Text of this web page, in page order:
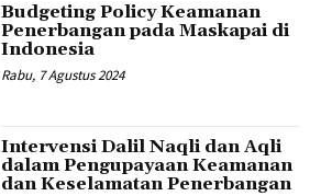
Budgeting Policy Keamanan
Penerbangan pada Maskapai di
Indonesia
Rabu, 7 Agustus 2024
Intervensi Dalil Naqli dan Aqli
dalam Pengupayaan Keamanan
dan Keselamatan Penerbangan